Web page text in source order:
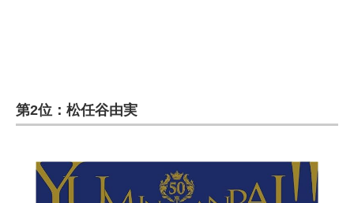
第2位：松任谷由実